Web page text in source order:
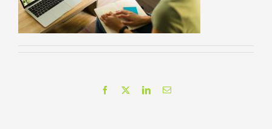
Facebook LinkedInCorreo